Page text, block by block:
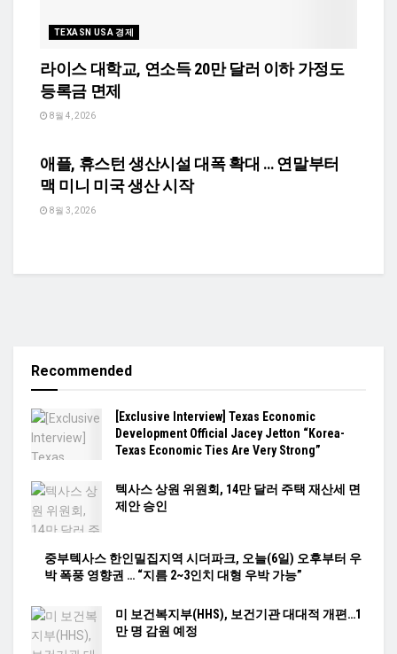
TEXASN USA 경제
라이스 대학교, 연소득 20만 달러 이하 가정도
등록금 면제
8월 4, 2026
애플, 휴스턴 생산시설 대폭 확대 … 연말부터
맥 미니 미국 생산 시작
8월 3, 2026
Recommended
[Exclusive Interview] Texas Economic
Development Official Jacey Jetton “Korea-
Texas Economic Ties Are Very Strong”
텍사스 상원 위원회, 14만 달러 주택 재산세 면
제안 승인
중부텍사스 한인밀집지역 시더파크, 오늘(6일) 오후부터 우
박 폭풍 영향권 … “지름 2~3인치 대형 우박 가능”
미 보건복지부(HHS), 보건기관 대대적 개편…1
만 명 감원 예정